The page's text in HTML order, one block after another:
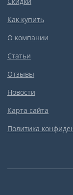
Как купить
О компании
Статьи
Отзывы
Новости
Карта сайта
Политика